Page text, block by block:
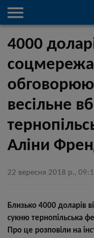

4000
весільне
Аліни
22 вересня 2018 р.,
Близько 4000 доларів
сукню тернопільська
Про це розповіли на